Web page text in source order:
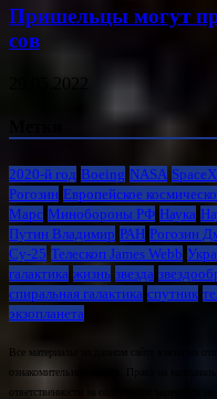
Пришельцы могут
сов
29.05.2022
2020-й год Boeing NASA SpaceX
Рогозин Европейское
Марс Минoбороны РФ Наука
Путин Владимир РАН Рогозин
Су-25 Телескоп James Webb
галактика жизнь звезда
спиральная галактика спутник
экзопланета
Все материалы на данном сайте взяты из
ознакомительных целях. Права на
ответственности за содержание материала не